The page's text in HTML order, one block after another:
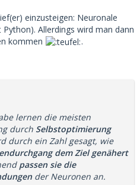
einzusteigen: Neuronale
Allerdings wird man dann
kommen
.
lernen die meisten
durch Selbstoptimierung
durch ein Zahl gesagt, wie
dem Ziel genähert
passen sie die
der Neuronen an.